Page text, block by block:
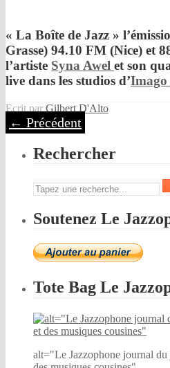
« La Boîte de Jazz »
Grasse) 94.10 FM (Nice) et
l’artiste Syna Awel et son
live dans les studios d’
Ecrit par Gilbert D'Alto
← Précédent
Rechercher
Soutenez Le
Tote Bag Le
alt="Le Jazzophone journal du